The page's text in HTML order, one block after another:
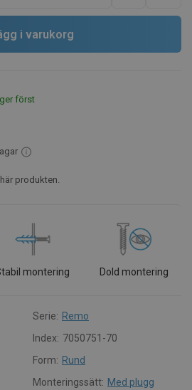
i varukorg
först
produkten.
montering Dold montering
Serie: Remo
Index: 7050751-70
Form: Rund
Monteringssätt: Med plugg